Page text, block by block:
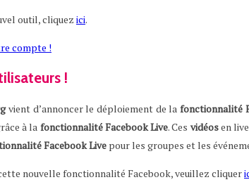
outil, cliquez ici.
!
vient d’annoncer le déploiement de la fonctionnalité
à la fonctionnalitéFacebookLive. Ces vidéosen
FacebookLive pour les groupes et les
nouvelle fonctionnalité Facebook, veuillez cliquer